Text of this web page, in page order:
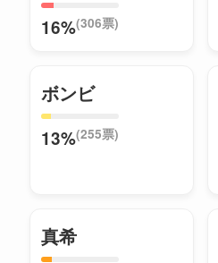
16%(306票)
ボンビ
13%(255票)
真希